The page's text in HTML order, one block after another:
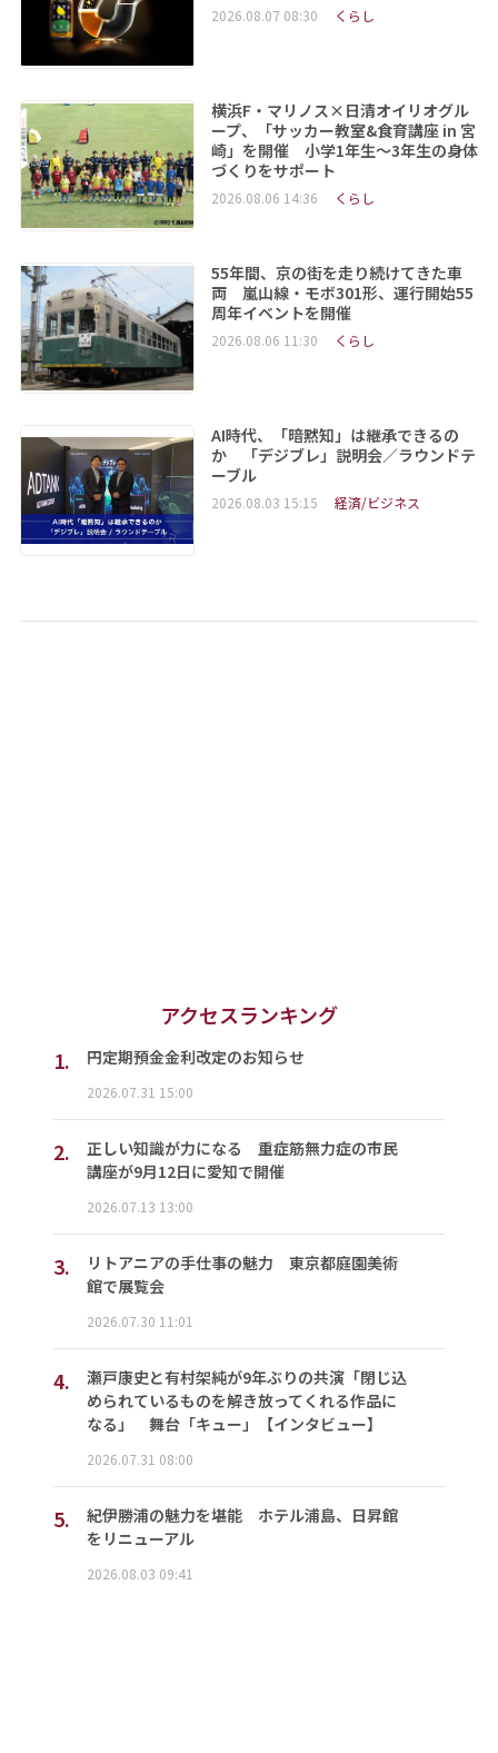
2026.08.07 08:30 くらし
横浜F・マリノス×日清オイリオグル
ープ、「サッカー教室&食育講座 in 宮
崎」を開催 小学1年生～3年生の身体
づくりをサポート
2026.08.06 14:36 くらし
55年間、京の街を走り続けてきた車
両 嵐山線・モボ301形、運行開始55
周年イベントを開催
2026.08.06 11:30 くらし
AI時代、「暗黙知」は継承できるの
か 「デジブレ」説明会／ラウンドテ
ーブル
2026.08.03 15:15 経済/ビジネス
アクセスランキング
1.
円定期預金金利改定のお知らせ
2026.07.31 15:00
2.
正しい知識が力になる 重症筋無力症の市民
講座が9月12日に愛知で開催
2026.07.13 13:00
3.
リトアニアの手仕事の魅力 東京都庭園美術
館で展覧会
2026.07.30 11:01
4.
瀬戸康史と有村架純が9年ぶりの共演「閉じ込
められているものを解き放ってくれる作品に
なる」 舞台「キュー」【インタビュー】
2026.07.31 08:00
5.
紀伊勝浦の魅力を堪能 ホテル浦島、日昇館
をリニューアル
2026.08.03 09:41